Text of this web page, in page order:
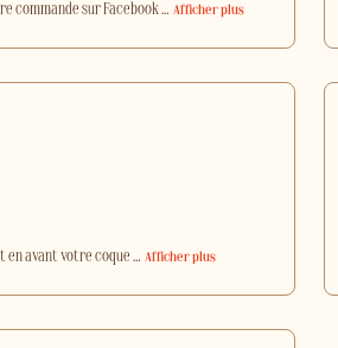
commande sur Facebook… Afficher plus
en avant votre coque … Afficher plus